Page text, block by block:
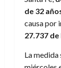
de 32
causa por
27.737
La